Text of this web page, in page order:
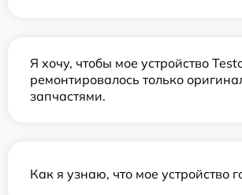
Я хочу, чтобы мое устройство
ремонтировалось только
запчастями.
Как я узнаю, что мое устройство